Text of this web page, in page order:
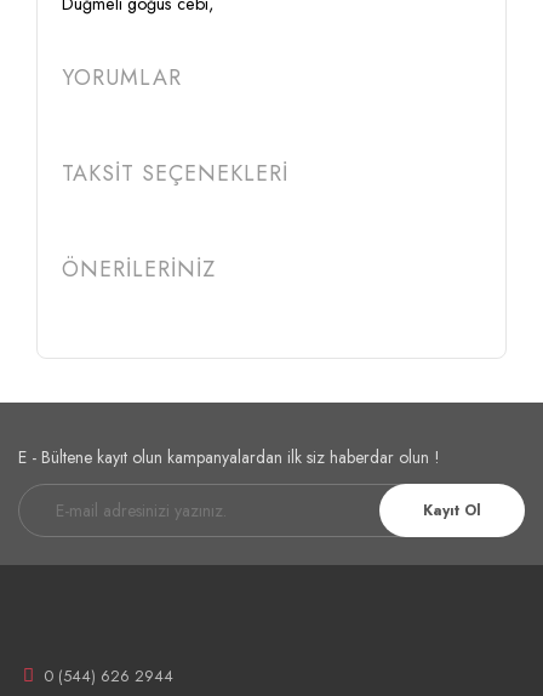
YORUMLAR
TAKSİT SEÇENEKLERİ
ÖNERİLERİNİZ
E - Bültene kayıt olun kampanyalardan ilk siz haberdar olun !
Kayıt Ol
0 (544) 626 2944